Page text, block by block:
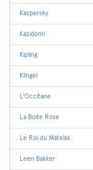
Kaspersky
Kazidomi
Kipling
Klingel
L'Occitane
La Boite Rose
Le Roi du Matelas
Leen Bakker